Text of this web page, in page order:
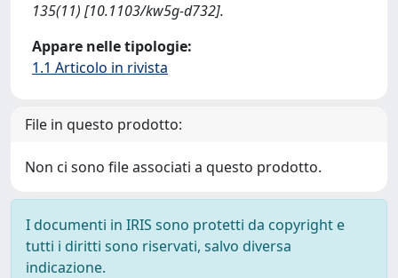
135(11) [10.1103/kw5g-d732].
Appare nelle tipologie:
1.1 Articolo in rivista
File in questo prodotto:
Non ci sono file associati a questo prodotto.
I documenti in IRIS sono protetti da copyright e
tutti i diritti sono riservati, salvo diversa
indicazione.